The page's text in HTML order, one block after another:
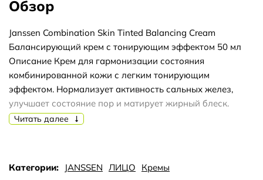
Обзор
Janssen Combination Skin Tinted Balancing Cream
Балансирующий крем с тонирующим эффектом 50 мл
Описание Крем для гармонизации состояния
комбинированной кожи с легким тонирующим
эффектом. Нормализует активность сальных желез,
улучшает состояние пор и матирует жирный блеск.
Увлажняет и смягчает кожу, разглаживает морщинки,
кожи и повышать его на сухих. Применение Ежедневно
Читать далее
Категории: JANSSEN ЛИЦО Кремы